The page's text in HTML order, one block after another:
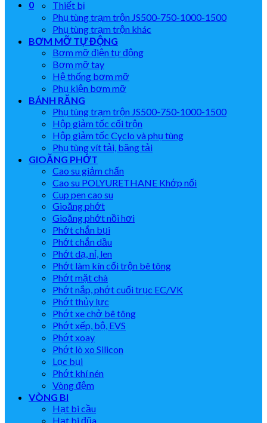
0
Thiết bị
Phụ tùng trạm trộn JS500-750-1000-1500
Phụ tùng trạm trộn khác
BƠM MỠ TỰ ĐỘNG
Bơm mỡ điện tự động
Bơm mỡ tay
Hệ thống bơm mỡ
Phụ kiện bơm mỡ
BÁNH RĂNG
Phụ tùng trạm trộn JS500-750-1000-1500
Hộp giảm tốc cối trộn
Hộp giảm tốc Cyclo và phụ tùng
Phụ tùng vít tải, băng tải
GIOĂNG PHỚT
Cao su giảm chấn
Cao su POLYURETHANE Khớp nối
Cup pen cao su
Gioăng phớt
Gioăng phớt nồi hơi
Phớt chắn bụi
Phớt chắn dầu
Phớt dạ, nỉ, len
Phớt làm kín cối trộn bê tông
Phớt mặt chà
Phớt nắp, phớt cuối trục EC/VK
Phớt thủy lực
Phớt xe chở bê tông
Phớt xếp, bộ, EVS
Phớt xoay
Phớt lò xo Silicon
Lọc bụi
Phớt khí nén
Vòng đệm
VÒNG BI
Hạt bi cầu
Hạt bi đũa